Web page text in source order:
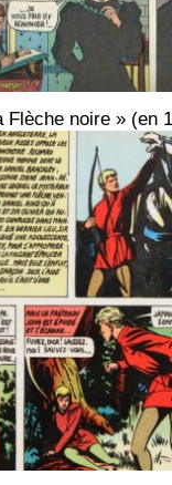
Flèche noire » (en